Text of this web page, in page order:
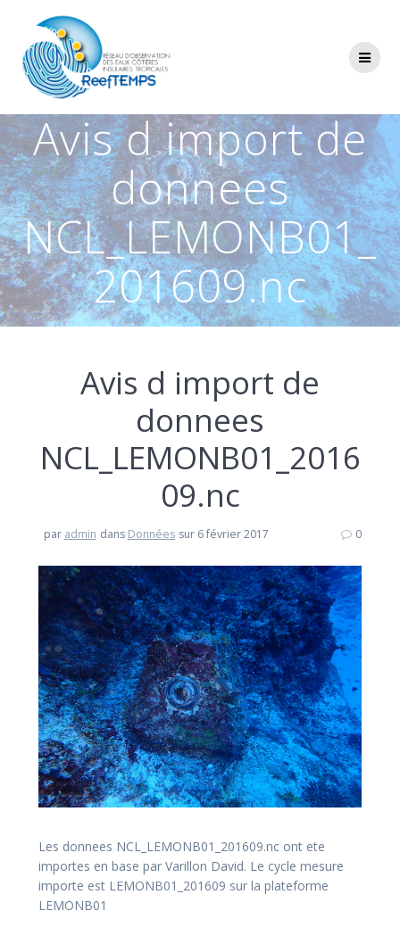
Avis d import de
donnees
NCL_LEMONB01_
201609.nc
Avis d import de
donnees
NCL_LEMONB01_2016
09.nc
par admin dans Données sur 6 février 2017 0
Les donnees NCL_LEMONB01_201609.nc ont ete
importes en base par Varillon David. Le cycle mesure
importe est LEMONB01_201609 sur la plateforme
LEMONB01